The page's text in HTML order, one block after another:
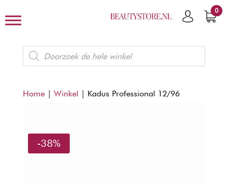
0
Producten
zoeken
Home| Winkel | Kadus Professional 12/96
-38%